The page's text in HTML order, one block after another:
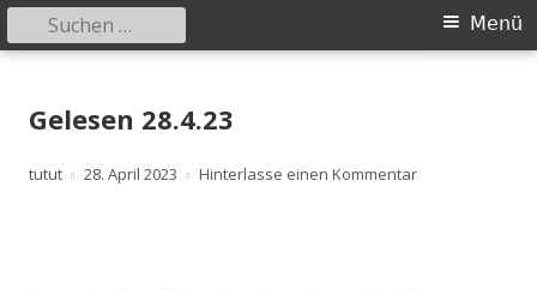
zum
Primäres
Menü
Suchen
nach:
Gelesen 28.4.23
Autor
tutut
Veröffentlicht
28. April 2023 Hinterlasse einen Kommentarzu Gelesen